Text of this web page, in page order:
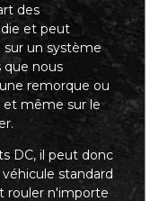
des
et peut
sur un système
que nous
remorque ou
même sur le
DC, il peut donc
standard
rouler n'importe